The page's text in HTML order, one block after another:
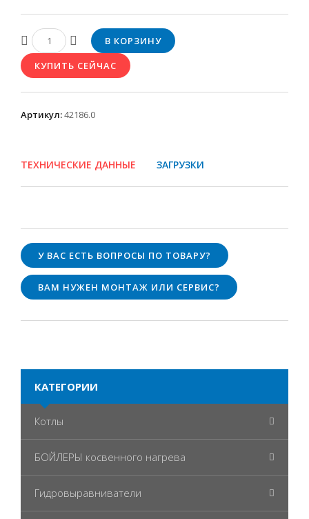
Артикул:42186.0
ТЕХНИЧЕСКИЕ ДАННЫЕ ЗАГРУЗКИ
У ВАС ЕСТЬ ВОПРОСЫ ПО ТОВАРУ?
ВАМ НУЖЕН МОНТАЖ ИЛИ СЕРВИС?
КАТЕГОРИИ
Котлы
БОЙЛЕРЫ косвенного нагрева
Гидровыравниватели